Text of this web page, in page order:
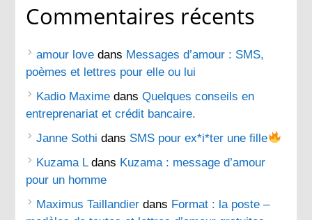
Commentaires récents
amour love dans Messages d’amour : SMS,
poèmes et lettres pour elle ou lui
Kadio Maxime dansQuelques conseils en
entreprenariat et crédit bancaire.
Janne Sothi dans SMS pour ex*i*ter une fille
Kuzama Ldans Kuzama : message d’amour
pour un homme
Maximus Taillandier dans Format : la poste –